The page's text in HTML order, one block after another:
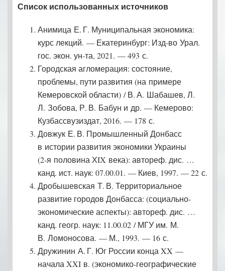
Список использованных источников
Анимица Е. Г. Муниципальная экономика:
курс лекций. — Екатеринбург: Изд-во Урал.
гос. экон. ун-та, 2021. — 493 с.
Городская агломерация: состояние,
проблемы, пути развития (на примере
Кемеровской области) / В. А. Шабашев, Л.
Л. Зобова, Р. В. Бабун и др. — Кемерово:
Кузбассвузиздат, 2016. — 178 с.
Довжук Е. В. Промышленный Донбасс
в истории развития экономики Украины
(2‑я половина ХIX века): автореф. дис. …
канд. ист. наук: 07.00.01. — Киев, 1997. — 22 с.
Дробышевская Т. В. Территориальное
развитие городов Донбасса: (социально-
экономические аспекты): автореф. дис. …
канд. геогр. наук: 11.00.02 / МГУ им. М.
В. Ломоносова. — М., 1993. — 16 с.
Дружинин А. Г. Юг России конца XX —
начала XXI в. (экономико-географические